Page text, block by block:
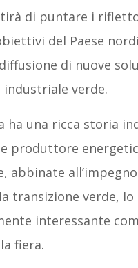
di puntare i
del Paese
di nuove
verde.
ha una ricca storia
produttore
abbinate
transizione verde,
interessante
fiera.